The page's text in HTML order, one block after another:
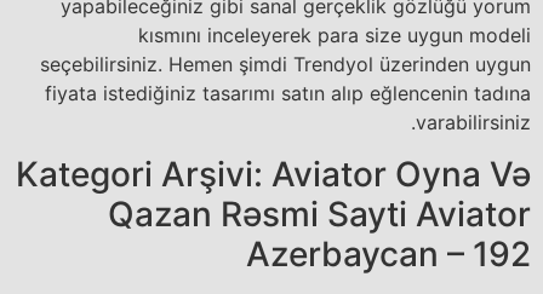
yapabileceğiniz gibi sanal gerçeklik gözlüğü yorum
kısmını inceleyerek para size uygun modeli
seçebilirsiniz. Hemen şimdi Trendyol üzerinden uygun
fiyata istediğiniz tasarımı satın alıp eğlencenin tadına
varabilirsiniz.
Kategori Arşivi: Aviator Oyna Və
Qazan Rəsmi Sayti Aviator
Azerbaycan – 192